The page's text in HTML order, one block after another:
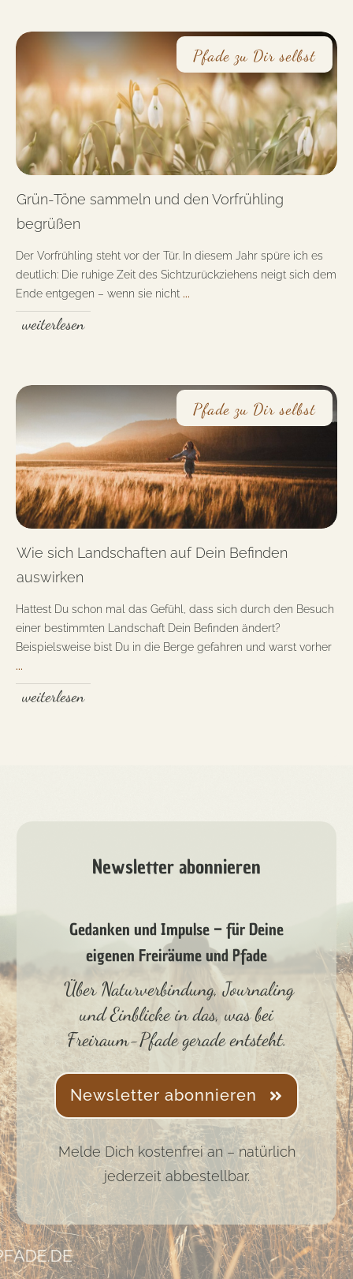
Pfade zu Dir selbst
Grün-Töne sammeln und den Vorfrühling
begrüßen
Der Vorfrühling steht vor der Tür. In diesem Jahr spüre ich es
deutlich: Die ruhige Zeit des Sichtzurückziehens neigt sich dem
Ende entgegen – wenn sie nicht ...
weiterlesen
Pfade zu Dir selbst
Wie sich Landschaften auf Dein Befinden
auswirken
Hattest Du schon mal das Gefühl, dass sich durch den Besuch
einer bestimmten Landschaft Dein Befinden ändert?
Beispielsweise bist Du in die Berge gefahren und warst vorher
...
weiterlesen
Newsletter abonnieren
Gedanken und Impulse – für Deine
eigenen Freiräume und Pfade
Über Naturverbindung, Journaling
und Einblicke in das, was bei
Freiraum-Pfade gerade entsteht.
Newsletter abonnieren
Melde Dich kostenfrei an – natürlich
jederzeit abbestellbar.